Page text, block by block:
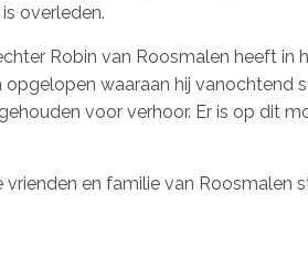
overleden.
Robin van Roosmalen heeft in
waaraan hij vanochtend
voor verhoor. Er is op dit
en familie van Roosmalen